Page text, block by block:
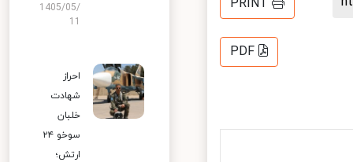
PRINT
PDF
1405/05/
احراز
شهادت
خلبان
سوخو ۲۴
ارتش؛